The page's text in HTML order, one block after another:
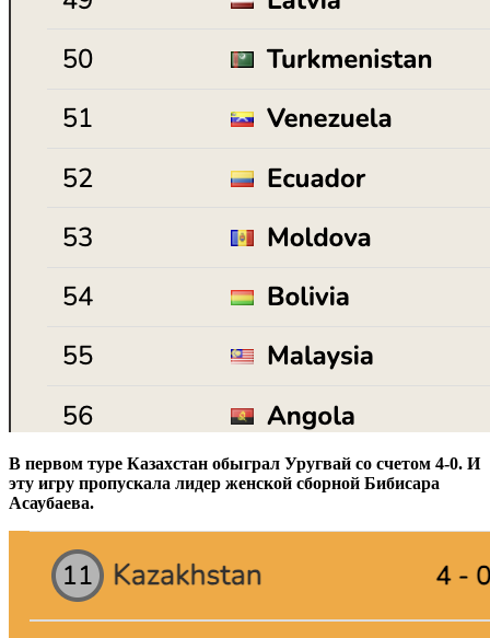
В первом туре Казахстан обыграл Уругвай со счетом 4-0. И
эту игру пропускала лидер женской сборной Бибисара
Асаубаева.